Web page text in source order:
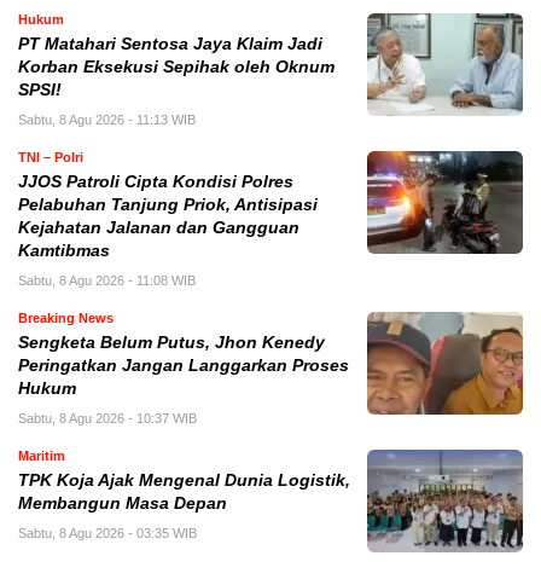
Hukum
PT Matahari Sentosa Jaya Klaim Jadi
Korban Eksekusi Sepihak oleh Oknum
SPSI!
Sabtu, 8 Agu 2026 - 11:13 WIB
TNI – Polri
JJOS Patroli Cipta Kondisi Polres
Pelabuhan Tanjung Priok, Antisipasi
Kejahatan Jalanan dan Gangguan
Kamtibmas
Sabtu, 8 Agu 2026 - 11:08 WIB
Breaking News
Sengketa Belum Putus, Jhon Kenedy
Peringatkan Jangan Langgarkan Proses
Hukum
Sabtu, 8 Agu 2026 - 10:37 WIB
Maritim
TPK Koja Ajak Mengenal Dunia Logistik,
Membangun Masa Depan
Sabtu, 8 Agu 2026 - 03:35 WIB